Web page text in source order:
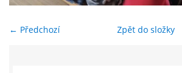
← Předchozí Zpět do složky